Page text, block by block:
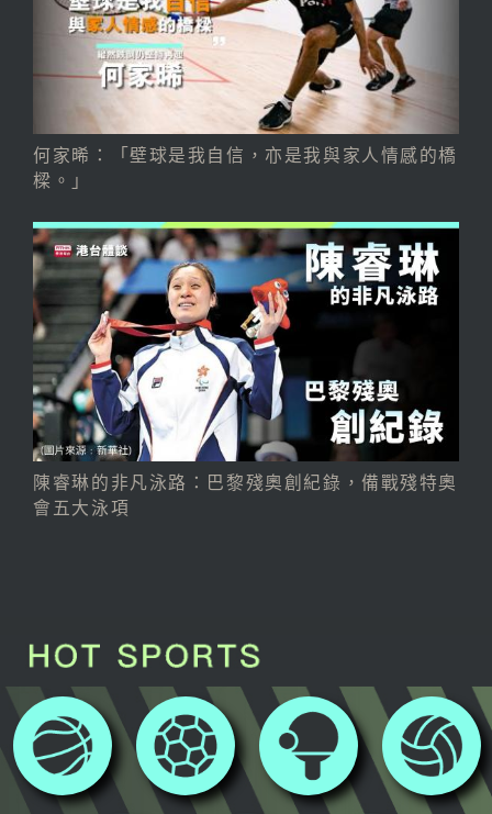
何家晞：「壁球是我自信，亦是我與家人情感的橋
樑。」
陳睿琳的非凡泳路：巴黎殘奧創紀錄，備戰殘特奧
會五大泳項